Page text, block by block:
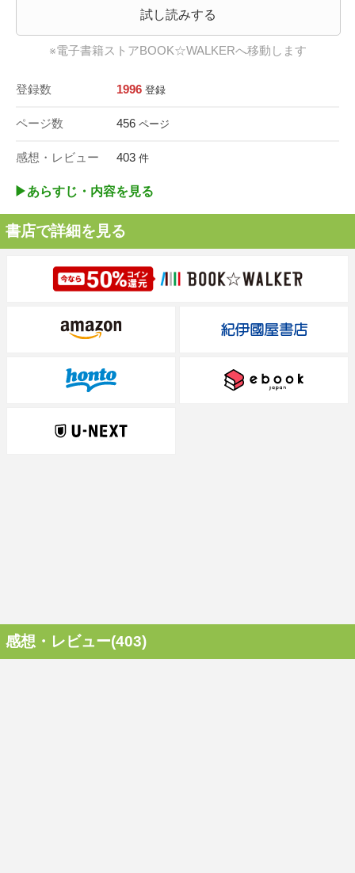
試し読みする
※電子書籍ストアBOOK☆WALKERへ移動します
登録数 1996 登録
ページ数 456 ページ
感想・レビュー 403 件
▶︎あらすじ・内容を見る
書店で詳細を見る
感想・レビュー(403)